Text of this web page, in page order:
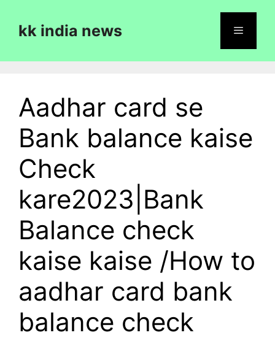
contentkk india news
Aadhar card se
Bank balance kaise
Check
kare2023|Bank
Balance check
kaise kaise /How to
aadhar card bank
balance check